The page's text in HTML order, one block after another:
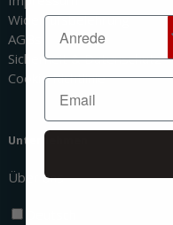
Widerrufsbelehrung
AGBs
Sicherheit & Datenschutz
Cookie Richtlinie
Unternehmen
Über uns